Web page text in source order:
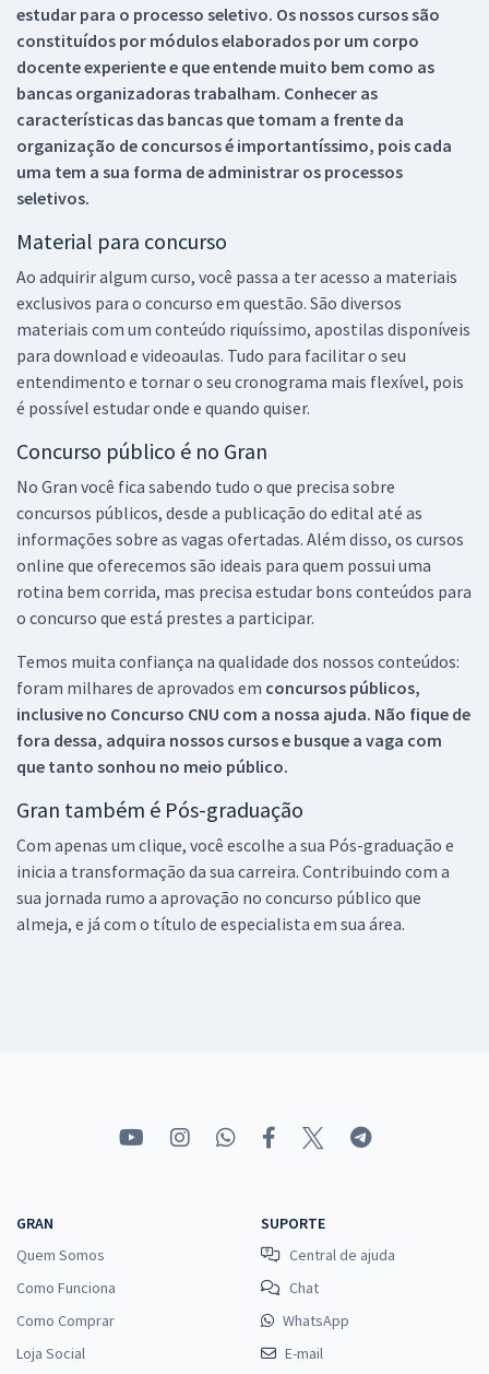
estudar para o processo seletivo. Os nossos cursos são
constituídos por módulos elaborados por um corpo
docente experiente e que entende muito bem como as
bancas organizadoras trabalham. Conhecer as
características das bancas que tomam a frente da
organização de concursos é importantíssimo, pois cada
uma tem a sua forma de administrar os processos
seletivos.
Material para concurso
Ao adquirir algum curso, você passa a ter acesso a materiais
exclusivos para o concurso em questão. São diversos
materiais com um conteúdo riquíssimo, apostilas disponíveis
para download e videoaulas. Tudo para facilitar o seu
entendimento e tornar o seu cronograma mais flexível, pois
é possível estudar onde e quando quiser.
Concurso público é no Gran
No Gran você fica sabendo tudo o que precisa sobre
concursos públicos, desde a publicação do edital até as
informações sobre as vagas ofertadas. Além disso, os cursos
online que oferecemos são ideais para quem possui uma
rotina bem corrida, mas precisa estudar bons conteúdos para
o concurso que está prestes a participar.
Temos muita confiança na qualidade dos nossos conteúdos:
foram milhares de aprovados em concursos públicos,
inclusive no Concurso CNU com a nossa ajuda. Não fique de
fora dessa, adquira nossos cursos e busque a vaga com
que tanto sonhou no meio público.
Gran também é Pós-graduação
Com apenas um clique, você escolhe a sua Pós-graduação e
inicia a transformação da sua carreira. Contribuindo com a
sua jornada rumo a aprovação no concurso público que
almeja, e já com o título de especialista em sua área.
GRAN
Quem Somos
Como Funciona
Como Comprar
Loja Social
SUPORTE
Central de ajuda
Chat
WhatsApp
E-mail